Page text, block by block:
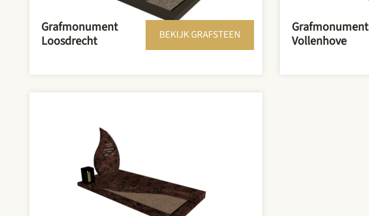
Grafmonument
Loosdrecht
BEKIJK GRAFSTEEN
Grafmonument
Vollenhove